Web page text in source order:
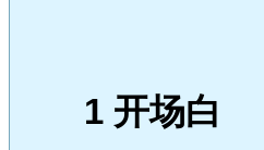
1 开场白